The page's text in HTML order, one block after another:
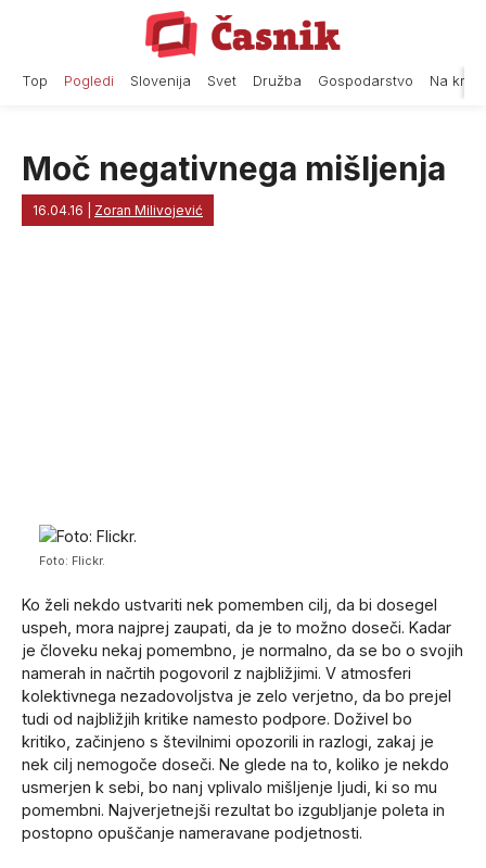
Top Pogledi Slovenija Svet Družba Gospodarstvo Na
Moč negativnega mišljenja
16.04.16 Zoran Milivojević
Foto: Flickr.
Ko želi nekdo ustvariti nek pomemben cilj, da bi dosegel
uspeh, mora najprej zaupati, da je to možno doseči. Kadar
je človeku nekaj pomembno, je normalno, da se bo o svojih
namerah in načrtih pogovoril z najbližjimi. V atmosferi
kolektivnega nezadovoljstva je zelo verjetno, da bo prejel
tudi od najbližjih kritike namesto podpore. Doživel bo
kritiko, začinjeno s številnimi opozorili in razlogi, zakaj je
nek cilj nemogoče doseči. Ne glede na to, koliko je nekdo
usmerjen k sebi, bo nanj vplivalo mišljenje ljudi, ki so mu
pomembni. Najverjetnejši rezultat bo izgubljanje poleta in
postopno opuščanje nameravane podjetnosti.